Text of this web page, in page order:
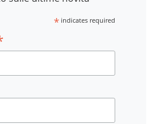
*indicates required